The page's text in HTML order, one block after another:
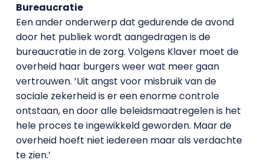
Bureaucratie
Een ander onderwerp dat gedurende de avond
door het publiek wordt aangedragen is de
bureaucratie in de zorg. Volgens Klaver moet de
overheid haar burgers weer wat meer gaan
vertrouwen. ‘Uit angst voor misbruik van de
sociale zekerheid is er een enorme controle
ontstaan, en door alle beleidsmaatregelen is het
hele proces te ingewikkeld geworden. Maar de
overheid hoeft niet iedereen maar als verdachte
te zien.’